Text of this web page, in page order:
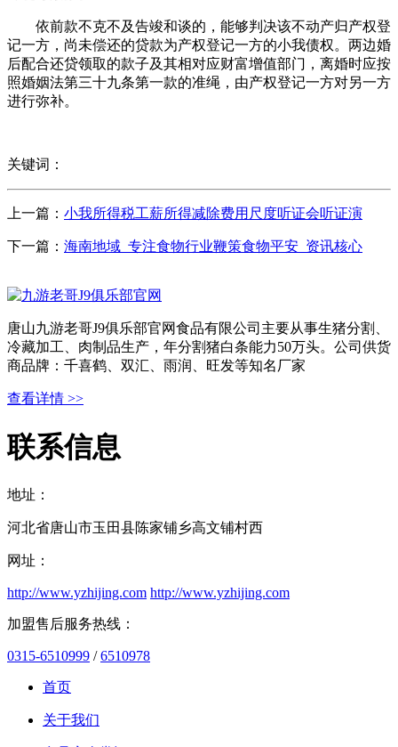
依前款不克不及告竣和谈的，能够判决该不动产归产权登
记一方，尚未偿还的贷款为产权登记一方的小我债权。两边婚
后配合还贷领取的款子及其相对应财富增值部门，离婚时应按
照婚姻法第三十九条第一款的准绳，由产权登记一方对另一方
进行弥补。
关键词：
上一篇： 小我所得税工薪所得减除费用尺度听证会听证演
下一篇： 海南地域_专注食物行业鞭策食物平安_资讯核心
唐山九游老哥J9俱乐部官网食品有限公司主要从事生猪分割、
冷藏加工、肉制品生产，年分割猪白条能力50万头。公司供货
商品牌：千喜鹤、双汇、雨润、旺发等知名厂家
查看详情 >>
联系信息
地址：
河北省唐山市玉田县陈家铺乡高文铺村西
网址：
http://www.yzhijing.com http://www.yzhijing.com
加盟售后服务热线：
0315-6510999 /6510978
首页
关于我们